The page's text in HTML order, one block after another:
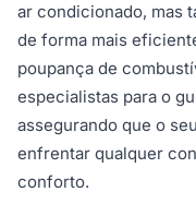
ar condicionado, mas
de forma mais
poupança de
especialistas para o
assegurando que o
enfrentar qualquer
conforto.